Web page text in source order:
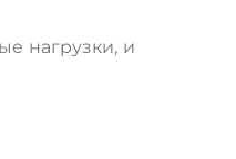
нагрузки, и